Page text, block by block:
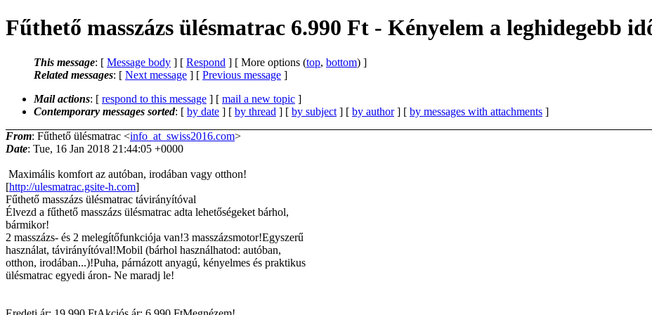
Fűthető masszázs ülésmatrac 6.990 Ft - Kényelem a leghidegebb
This message: [ Message body ] [ Respond ] [ More options (top, bottom) ]
Related messages: [ Next message ] [ Previous message ]
Mail actions: [ respond to this message ] [ mail a new topic ]
Contemporary messages sorted: [ by date ] [ by thread ] [ by subject ] [ by author] [ by messages with attachments ]
From: Fűthető ülésmatrac <info_at_swiss2016.com>
Date: Tue, 16 Jan 2018 21:44:05 +0000
Maximális komfort az autóban, irodában vagy otthon!
[http://ulesmatrac.gsite-h.com]
Fűthető masszázs ülésmatrac távirányítóval
Élvezd a fűthető masszázs ülésmatrac adta lehetőségeket bárhol,
bármikor!
2 masszázs- és 2 melegítőfunkciója van!3 masszázsmotor!Egyszerű
használat, távirányítóval!Mobil (bárhol használhatod: autóban,
otthon, irodában...)!Puha, párnázott anyagú, kényelmes és praktikus
ülésmatrac egyedi áron- Ne maradj le!